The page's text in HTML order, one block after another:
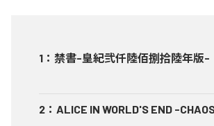
1 ： 禁書-皇紀弐仟陸佰捌拾陸年版-
2 ： ALICE IN WORLD'S END -